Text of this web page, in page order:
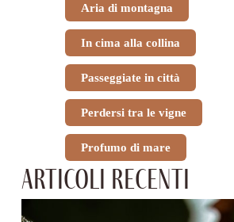
Aria di montagna
In cima alla collina
Passeggiate in città
Perdersi tra le vigne
Profumo di mare
Articoli recenti